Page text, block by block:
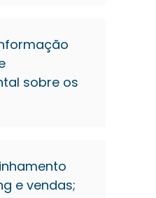
sobre os
e vendas;